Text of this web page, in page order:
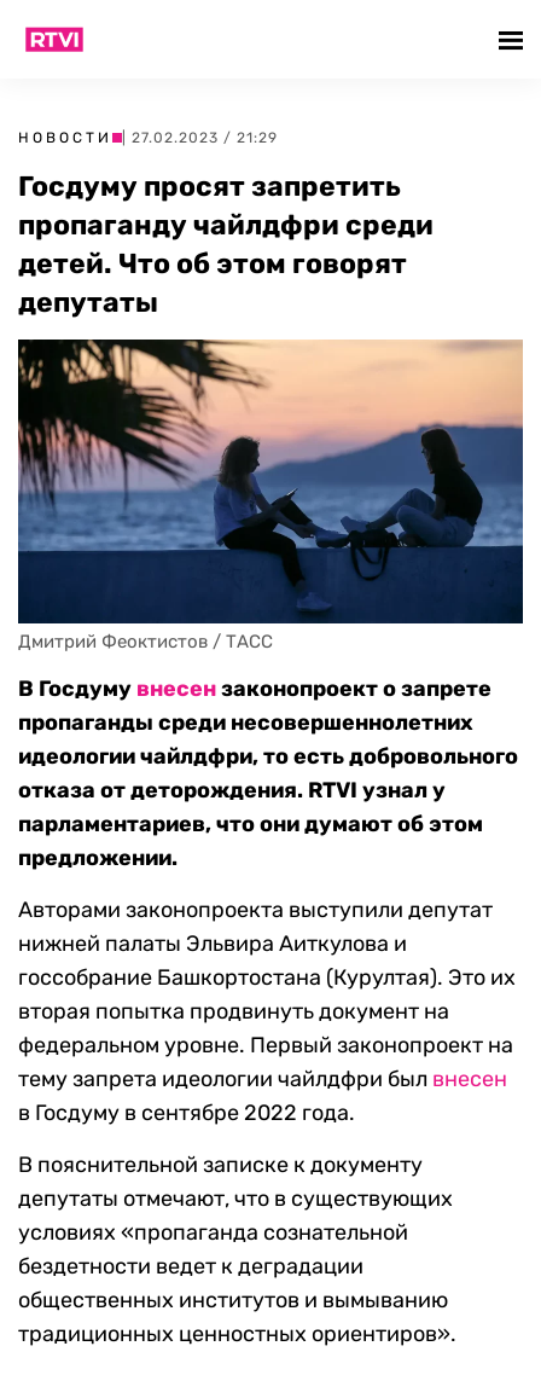
НОВОСТИ | 27.02.2023 / 21:29
Госдуму просят запретить
пропаганду чайлдфри среди
детей. Что об этом говорят
депутаты
Дмитрий Феоктистов / ТАСС
В Госдуму внесензаконопроект о запрете
пропаганды среди несовершеннолетних
идеологии чайлдфри, то есть добровольного
отказа от деторождения. RTVI узнал у
парламентариев, что они думают об этом
предложении.
Авторами законопроекта выступили депутат
нижней палаты Эльвира Аиткулова и
госсобрание Башкортостана (Курултая). Это их
вторая попытка продвинуть документ на
федеральном уровне. Первый законопроект на
тему запрета идеологии чайлдфри был внесен
в Госдуму в сентябре 2022 года.
В пояснительной записке к документу
депутаты отмечают, что в существующих
условиях «пропаганда сознательной
бездетности ведет к деградации
общественных институтов и вымыванию
традиционных ценностных ориентиров».